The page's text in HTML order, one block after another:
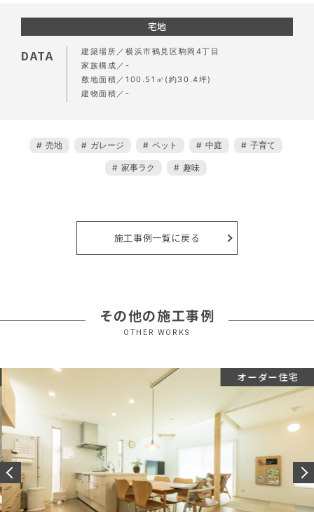
宅地
DATA 建築場所
横浜市鶴見区駒岡4丁目
家族構成
-
敷地面積
100.51㎡(約30.4坪)
建物面積
-
売地 ガレージ ペット 中庭 子育て
家事ラク 趣味
施工事例一覧に戻る
その他の施工事例
OTHER WORKS
オーダー住宅